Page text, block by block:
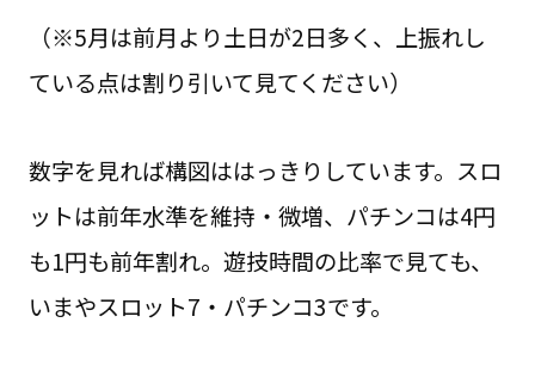
（※5月は前月より土日が2日多く、上振れし
ている点は割り引いて見てください）
数字を見れば構図ははっきりしています。スロ
ットは前年水準を維持・微増、パチンコは4円
も1円も前年割れ。遊技時間の比率で見ても、
いまやスロット7・パチンコ3です。